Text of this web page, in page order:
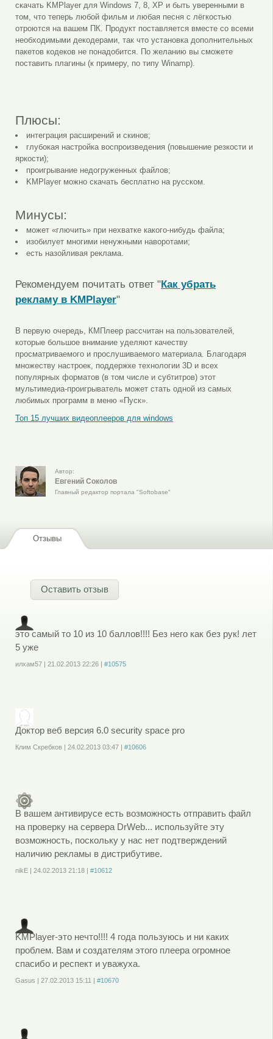
скачать KMPlayer для Windows 7, 8, XP и быть уверенными в
том, что теперь любой фильм и любая песня с лёгкостью
отроются на вашем ПК. Продукт поставляется вместе со всеми
необходимыми декодерами, так что установка дополнительных
пакетов кодеков не понадобится. По желанию вы сможете
поставить плагины (к примеру, по типу Winamp).
Плюсы:
интеграция расширений и скинов;
глубокая настройка воспроизведения (повышение резкости и
яркости);
проигрывание недогруженных файлов;
KMPlayer можно скачать бесплатно на русском.
Минусы:
может «глючить» при нехватке какого-нибудь файла;
изобилует многими ненужными наворотами;
есть назойливая реклама.
Рекомендуем почитать ответ "Как убрать
рекламу в KMPlayer"
В первую очередь, КМПлеер рассчитан на пользователей,
которые большое внимание уделяют качеству
просматриваемого и прослушиваемого материала. Благодаря
множеству настроек, поддержке технологии 3D и всех
популярных форматов (в том числе и субтитров) этот
мультимедиа-проигрыватель может стать одной из самых
любимых программ в меню «Пуск».
Топ 15 лучших видеоплееров для windows
Автор:
Евгений Соколов
Главный редактор портала "Softobase"
Отзывы
Оставить отзыв
это самый то 10 из 10 баллов!!!! Без него как без рук! лет
5 уже
илхам57| 21.02.2013 22:26| #10575
Доктор веб версия 6.0 security space pro
Клим Скребков| 24.02.2013 03:47| #10606
В вашем антивирусе есть возможность отправить файл
на проверку на сервера DrWeb... используйте эту
возможность, поскольку у нас нет подтверждений
наличию рекламы в дистрибутиве.
nikE| 24.02.2013 21:18| #10612
KMPlayer-это нечто!!!! 4 года пользуюсь и ни каких
проблем. Вам и создателям этого плеера огромное
спасибо и респект и уважуха.
Gasus 27.02.2013 15:11| #10670